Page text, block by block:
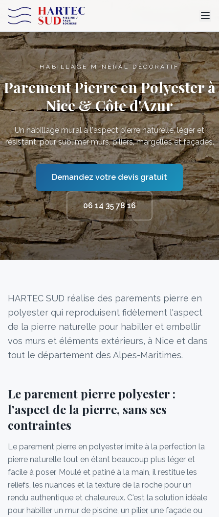
HABILLAGE MINÉRAL DÉCORATIF
Parement Pierre en Polyester à
Nice & Côte d'Azur
Un habillage mural à l'aspect pierre naturelle, léger et
résistant, pour sublimer murs, piliers, margelles et façades.
Demandez votre devis gratuit
06 14 35 78 16
HARTEC SUD réalise des parements pierre en
polyester qui reproduisent fidèlement l'aspect
de la pierre naturelle pour habiller et embellir
vos murs et éléments extérieurs, à Nice et dans
tout le département des Alpes-Maritimes.
Le parement pierre polyester :
l'aspect de la pierre, sans ses
contraintes
Le parement pierre en polyester imite à la perfection la
pierre naturelle tout en étant beaucoup plus léger et
facile à poser. Moulé et patiné à la main, il restitue les
reliefs, les nuances et la texture de la roche pour un
rendu authentique et chaleureux. C'est la solution idéale
pour habiller un mur de piscine, un pilier, une façade ou